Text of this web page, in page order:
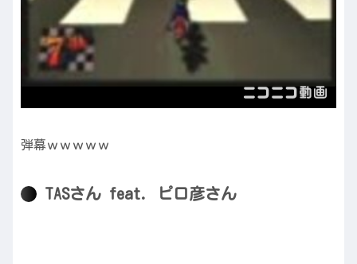
弾幕ｗｗｗｗｗ
TASさん feat. ピロ彦さん